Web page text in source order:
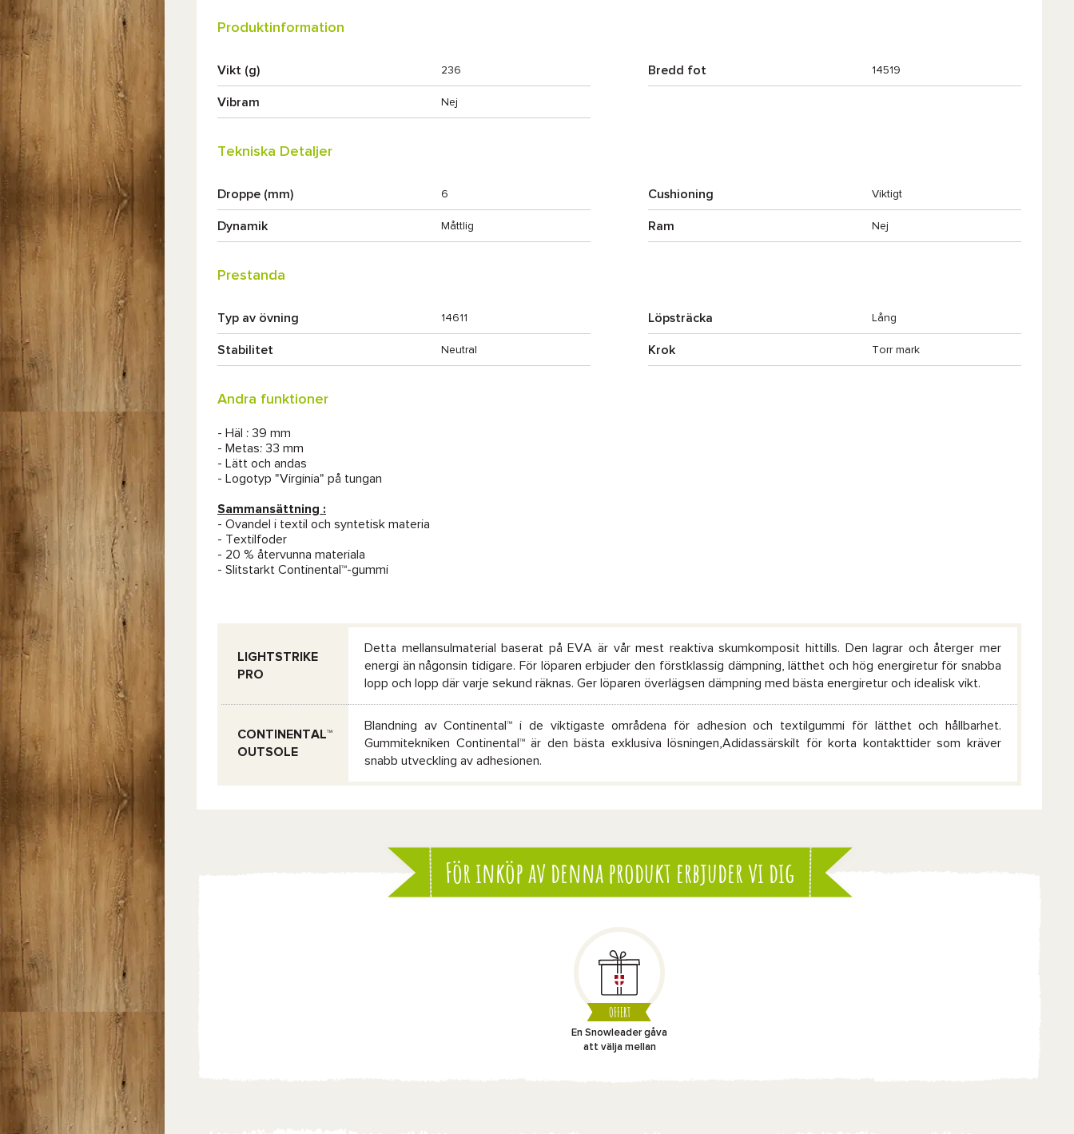
Produktinformation
Vikt (g) 236 Bredd fot 14519
Vibram Nej
Tekniska Detaljer
Droppe (mm) 6 Cushioning Viktigt
Dynamik Måttlig Ram Nej
Prestanda
Typ av övning 14611 Löpsträcka Lång
Stabilitet Neutral Krok Torr mark
Andra funktioner
- Häl : 39 mm
- Metas: 33 mm
- Lätt och andas
- Logotyp "Virginia" på tungan
Sammansättning :
- Ovandel i textil och syntetisk materia
- Textilfoder
- 20 % återvunna materiala
- Slitstarkt Continental™-gummi
LIGHTSTRIKE
PRO
Detta mellansulmaterial baserat på EVA är vår mest reaktiva skumkomposit hittills. Den lagrar och återger mer
energi än någonsin tidigare. För löparen erbjuder den förstklassig dämpning, lätthet och hög energiretur för snabba
lopp och lopp där varje sekund räknas. Ger löparen överlägsen dämpning med bästa energiretur och idealisk vikt.
CONTINENTAL™
OUTSOLE
Blandning av Continental™ i de viktigaste områdena för adhesion och textilgummi för lätthet och hållbarhet.
Gummitekniken Continental™ är den bästa exklusiva lösningen,Adidassärskilt för korta kontakttider som kräver
snabb utveckling av adhesionen.
För inköp av denna produkt erbjuder vi dig
OFFERT
En Snowleader gåva
att välja mellan